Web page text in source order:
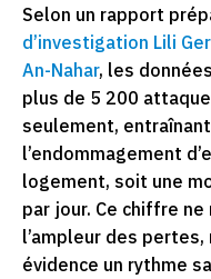
Selon un rapport
d’investigation Lili
An-Nahar, les
plus de 5 200
seulement,
l’endommagement
logement, soit une
par jour. Ce chiffre
l’ampleur des
évidence un rythme